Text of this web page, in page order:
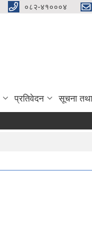
०८२-४१०००४
प्रतिवेदन सूचना